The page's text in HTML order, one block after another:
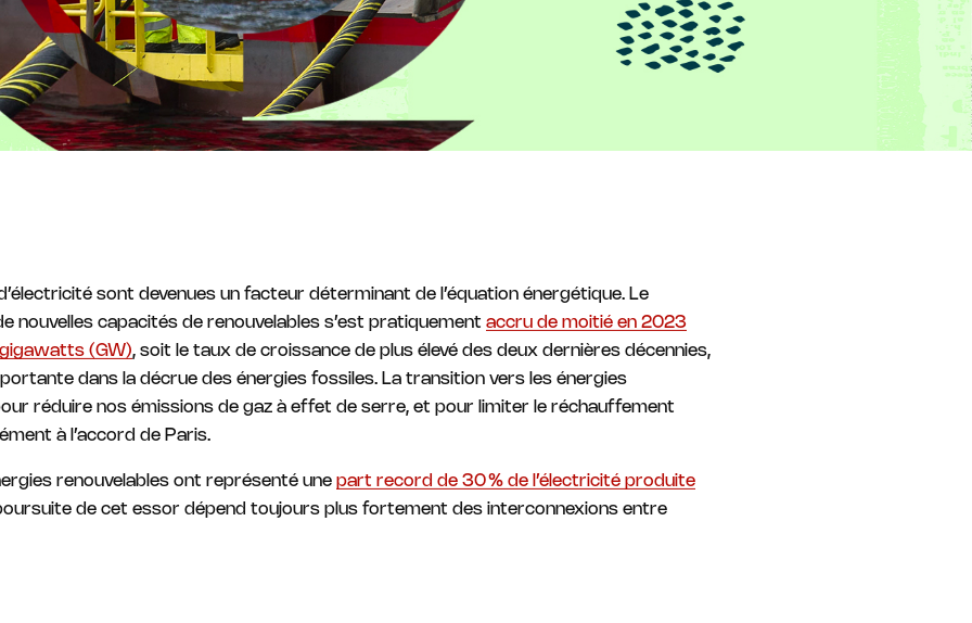
sont devenues un facteur déterminant de l’équation énergétique. Le
nouvelles capacités de renouvelables s’est pratiquement accru de moitié en 2023
(GW), soit le taux de croissance de plus élevé des deux dernières décennies,
dans la décrue des énergies fossiles. La transition vers les énergies
réduire nos émissions de gaz à effet de serre, et pour limiter le réchauffement
à l’accord de Paris.
renouvelables ont représenté une part record de 30 % de l’électricité produite
de cet essor dépend toujours plus fortement des interconnexions entre